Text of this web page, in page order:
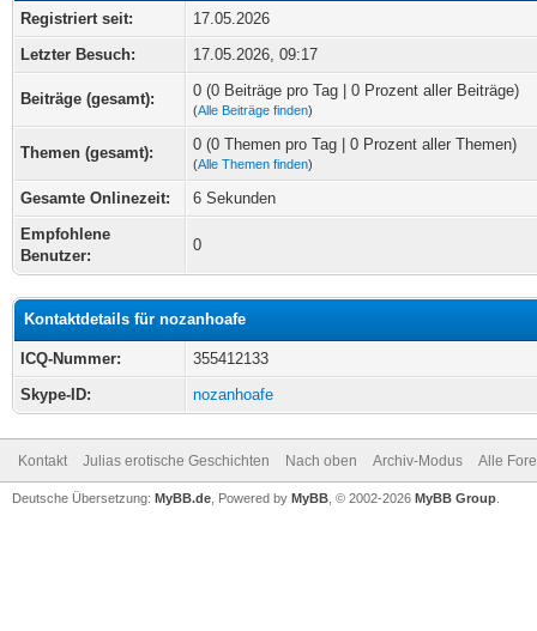
Registriert seit:
17.05.2026
Letzter Besuch:
17.05.2026, 09:17
Beiträge (gesamt): 0 (0 Beiträge pro Tag | 0 Prozent aller Beiträge)
(Alle Beiträge finden)
Themen (gesamt): 0 (0 Themen pro Tag | 0 Prozent aller Themen)
(Alle Themen finden)
Gesamte Onlinezeit:
6 Sekunden
Empfohlene
Benutzer:
0
Kontaktdetails für nozanhoafe
ICQ-Nummer:
355412133
Skype-ID:
nozanhoafe
Kontakt Julias erotische Geschichten Nach oben Archiv-Modus Alle
Deutsche Übersetzung: MyBB.de , Powered by MyBB , © 2002-2026 MyBB Group